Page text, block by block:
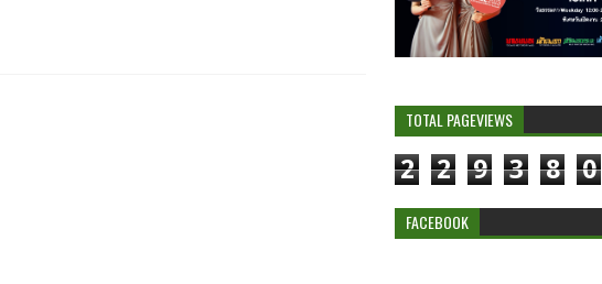
TOTAL PAGEVIEWS
2 2 9 3 8 0
FACEBOOK